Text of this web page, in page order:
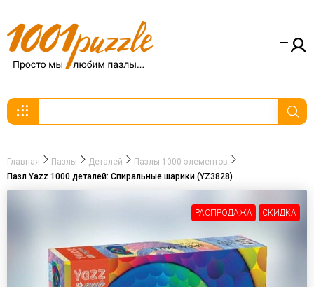
Главная Пазлы Деталей
Пазлы 1000 элементов
Пазл Yazz 1000 деталей: Спиральные шарики (YZ3828)
РАСПРОДАЖА СКИДКА